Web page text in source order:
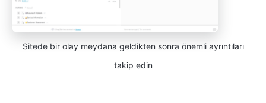
Sitede bir olay meydana geldikten sonra önemli ayrıntıları
takip edin